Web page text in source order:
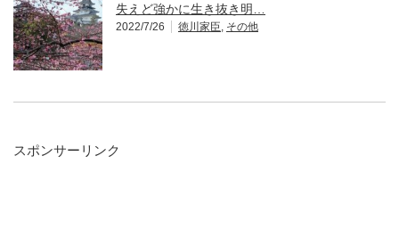
失えど強かに生き抜き明…
2022/7/26 徳川家臣 その他
スポンサーリンク